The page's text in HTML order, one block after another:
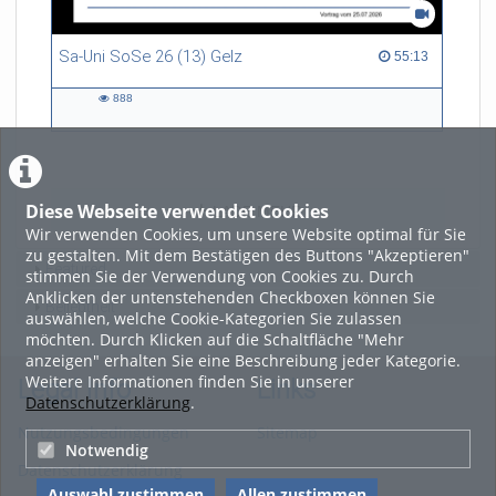
Diese Webseite verwendet Cookies
Wir verwenden Cookies, um unsere Website optimal für Sie
zu gestalten. Mit dem Bestätigen des Buttons "Akzeptieren"
stimmen Sie der Verwendung von Cookies zu. Durch
Anklicken der untenstehenden Checkboxen können Sie
auswählen, welche Cookie-Kategorien Sie zulassen
möchten. Durch Klicken auf die Schaltfläche "Mehr
anzeigen" erhalten Sie eine Beschreibung jeder Kategorie.
Weitere Informationen finden Sie in unserer
Datenschutzerklärung.
Notwendig
Sa-Uni SoSe 26 (13) Gelz 55:13
55:13 duration
888
LADE MEHR
Featured
Beliebtheit
Legal Info
Nutzungsbedingungen
Datenschutzerklärung
Links
Sitemap